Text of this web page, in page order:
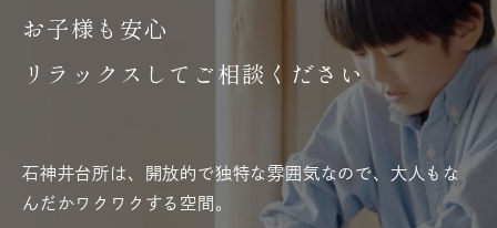
お子様も安心
リラックスしてご相談ください
石神井台所は、開放的で独特な雰囲気なので、大人もな
んだかワクワクする空間。